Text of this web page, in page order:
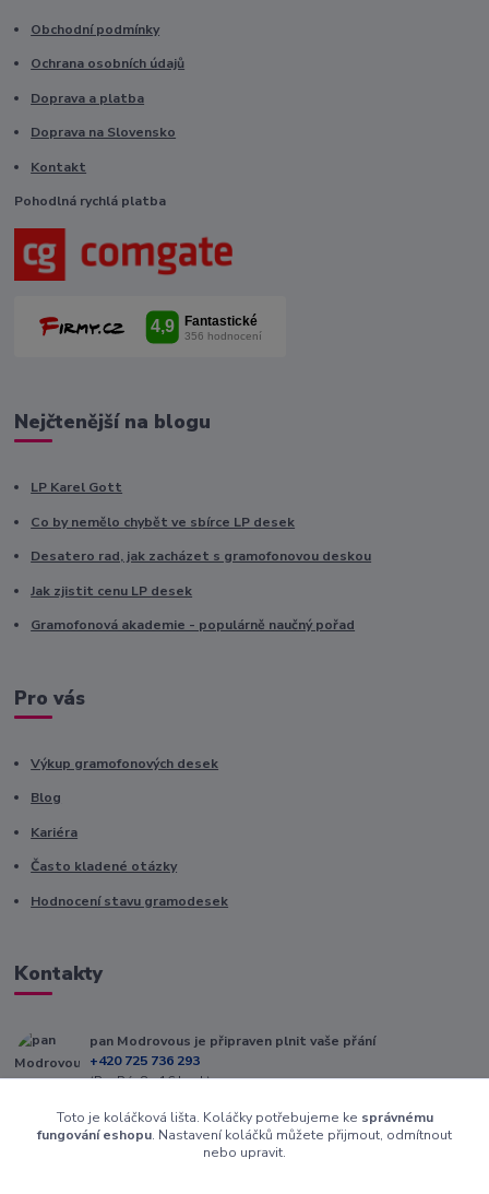
Obchodní podmínky
Ochrana osobních údajů
Doprava a platba
Doprava na Slovensko
Kontakt
Pohodlná rychlá platba
Nejčtenější na blogu
LP Karel Gott
Co by nemělo chybět ve sbírce LP desek
Desatero rad, jak zacházet s gramofonovou deskou
Jak zjistit cenu LP desek
Gramofonová akademie - populárně naučný pořad
Pro vás
Výkup gramofonových desek
Blog
Kariéra
Často kladené otázky
Hodnocení stavu gramodesek
Kontakty
pan Modrovous je připraven plnit vaše přání
+420 725 736 293
(Po-Pá, 8 - 16 hod.)
info@modrovous.cz
Toto je koláčková lišta. Koláčky potřebujeme ke správnému
fungování eshopu. Nastavení koláčků můžete přijmout, odmítnout
nebo upravit.